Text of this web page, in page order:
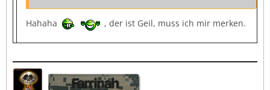
Hahaha , der ist Geil, muss ich mir merken.
Farrinah